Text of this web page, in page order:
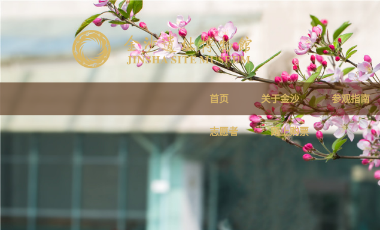
首页 关于金沙 参观指南
志愿者 网上购票